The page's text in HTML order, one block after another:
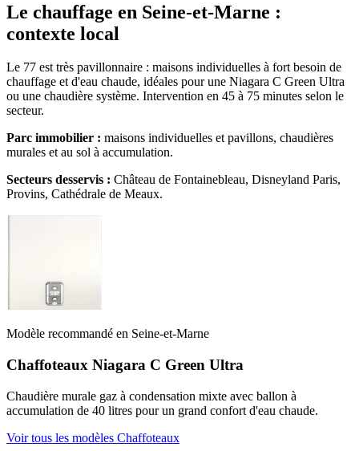
Le chauffage en Seine-et-Marne :
contexte local
Le 77 est très pavillonnaire : maisons individuelles à fort besoin de
chauffage et d'eau chaude, idéales pour une Niagara C Green Ultra
ou une chaudière système. Intervention en 45 à 75 minutes selon le
secteur.
Parc immobilier : maisons individuelles et pavillons, chaudières
murales et au sol à accumulation.
Secteurs desservis : Château de Fontainebleau, Disneyland Paris,
Provins, Cathédrale de Meaux.
Modèle recommandé en Seine-et-Marne
Chaffoteaux Niagara C Green Ultra
Chaudière murale gaz à condensation mixte avec ballon à
accumulation de 40 litres pour un grand confort d'eau chaude.
Voir tous les modèles Chaffoteaux